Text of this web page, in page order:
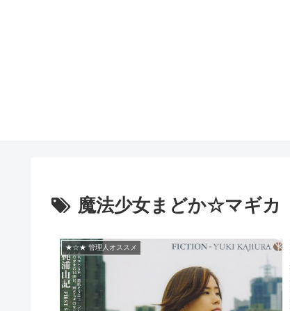
魔法少女まどか☆マギカ
★☆★ 管理人オススメ